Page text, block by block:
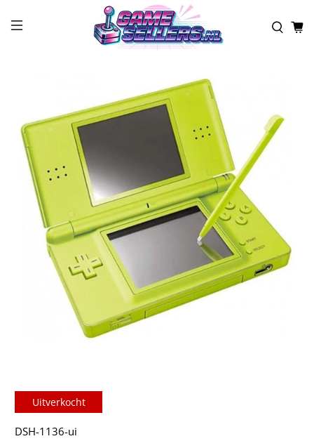
Uitverkocht
DSH-1136-ui